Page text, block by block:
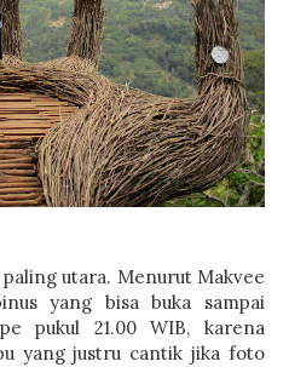
utara. Menurut Makvee
yang bisa buka sampai
pukul 21.00 WIB, karena
yang justru cantik jika foto